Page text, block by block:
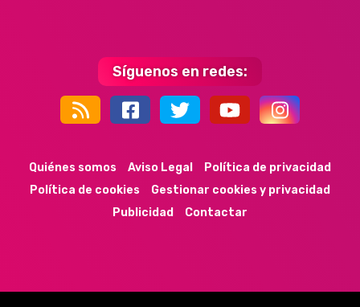
Síguenos en redes:
44k 9k 35k 352
Quiénes somos Aviso Legal
Política de privacidad
Política de cookies
Gestionar cookies y privacidad
Publicidad
Contactar